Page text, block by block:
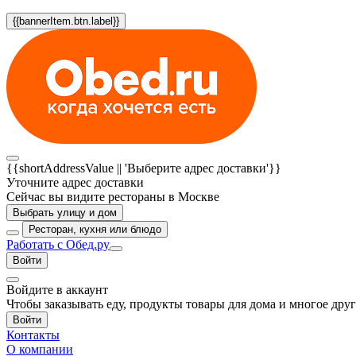
{{bannerItem.btn.label}}
{{shortAddressValue || 'Выберите адрес доставки'}}
Уточните адрес доставки
Сейчас вы видите рестораны в Москве
Выбрать улицу и дом
Ресторан, кухня или блюдо
Работать с Обед.ру
Войти
Войдите в аккаунт
Чтобы заказывать еду, продукты товары для дома и многое
Войти
Контакты
О компании